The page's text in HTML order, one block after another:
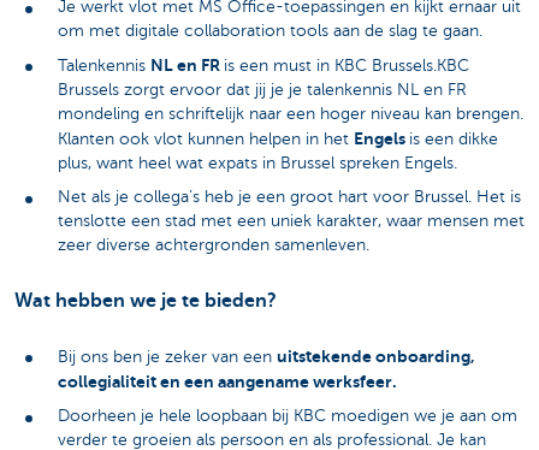
Je werkt vlot met MS Office-toepassingen en kijkt ernaar uit
om met digitale collaboration tools aan de slag te gaan.
Talenkennis NL en FR is een must in KBC Brussels.KBC
Brussels zorgt ervoor dat jij je je talenkennis NL en FR
mondeling en schriftelijk naar een hoger niveau kan brengen.
Klanten ook vlot kunnen helpen in het Engels is een dikke
plus, want heel wat expats in Brussel spreken Engels.
Net als je collega’s heb je een groot hart voor Brussel. Het is
tenslotte een stad met een uniek karakter, waar mensen met
zeer diverse achtergronden samenleven.
Wat hebben we je te bieden?
Bij ons ben je zeker van een uitstekende onboarding,
collegialiteit en een aangename werksfeer.
Doorheen je hele loopbaan bij KBC moedigen we je aan om
verder te groeien als persoon en als professional. Je kan